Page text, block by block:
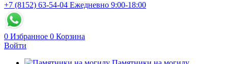
+7 (8152) 63-54-04 Ежедневно 9:00-18:00
0 Избранное 0 Корзина
Войти